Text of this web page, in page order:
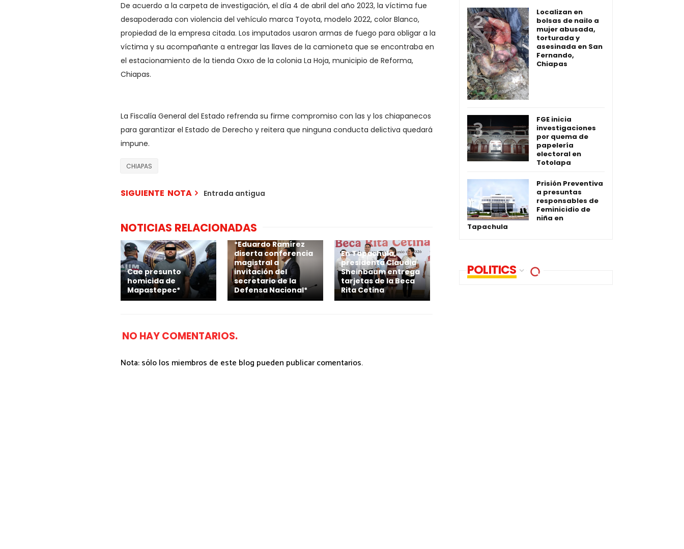
De acuerdo a la carpeta de investigación, el día 4 de abril del año 2023, la víctima fue
desapoderada con violencia del vehículo marca Toyota, modelo 2022, color Blanco,
propiedad de la empresa citada. Los imputados usaron armas de fuego para obligar a la
víctima y su acompañante a entregar las llaves de la camioneta que se encontraba en
el estacionamiento de la tienda Oxxo de la colonia La Hoja, municipio de Reforma,
Chiapas.
La Fiscalía General del Estado refrenda su firme compromiso con las y los chiapanecos
para garantizar el Estado de Derecho y reitera que ninguna conducta delictiva quedará
impune.
CHIAPAS
SIGUIENTE NOTA Entrada antigua
NOTICIAS RELACIONADAS
Cae presunto
homicida de
Mapastepec*
*Eduardo Ramírez
diserta conferencia
magistral a
invitación del
secretario de la
Defensa Nacional*
En Tapachula,
presidenta Claudia
Sheinbaum entrega
tarjetas de la Beca
Rita Cetina
NO HAY COMENTARIOS.
Nota: sólo los miembros de este blog pueden publicar comentarios.
Localizan en
bolsas de nailo a
mujer abusada,
torturada y
asesinada en San
Fernando,
Chiapas
FGE inicia
investigaciones
por quema de
papelería
electoral en
Totolapa
Prisión Preventiva
a presuntas
responsables de
Feminicidio de
niña en
Tapachula
POLITICS